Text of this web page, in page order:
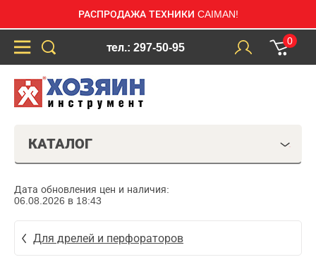
РАСПРОДАЖА ТЕХНИКИ CAIMAN!
тел.: 297-50-95
0
КАТАЛОГ
Дата обновления цен и наличия:
06.08.2026 в 18:43
Для дрелей и перфораторов